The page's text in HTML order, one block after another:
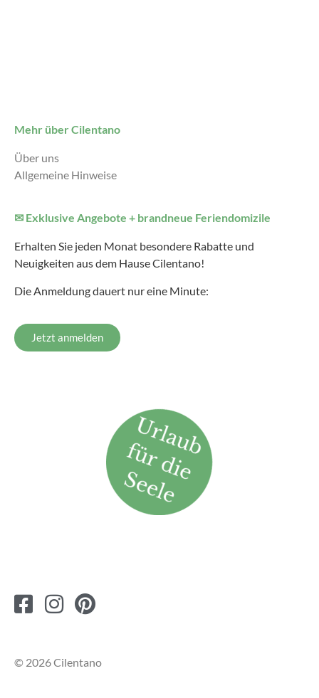
Mehr über Cilentano
Über uns
Allgemeine Hinweise
✉ Exklusive Angebote + brandneue Feriendomizile
Erhalten Sie jeden Monat besondere Rabatte und
Neuigkeiten aus dem Hause Cilentano!
Die Anmeldung dauert nur eine Minute:
Jetzt anmelden
© 2026 Cilentano